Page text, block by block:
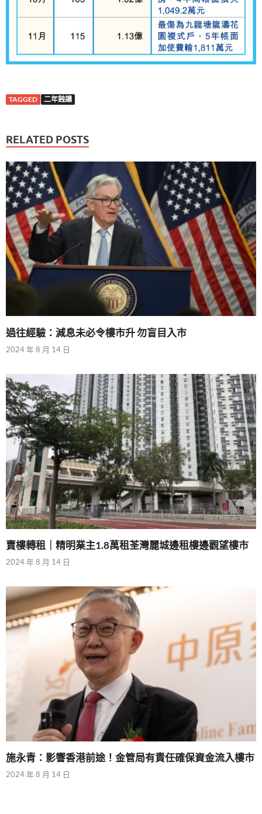
TAGGED 二年蝕讓
RELATED POSTS
過往經驗：減息未必令樓市升 勿盲目入市
2024 年 8 月 14 日
賣樓轉租｜精明業主1.8萬租荃灣麗城邊租樓邊觀望樓市
2024 年 8 月 14 日
施永青：影響香港前途！金管局有責任確保資金流入樓市
2024 年 8 月 14 日